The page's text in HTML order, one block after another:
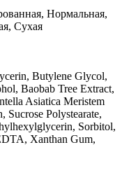
Нормальная,
Сухая
Butylene Glycol,
Baobab Tree Extract,
Asiatica Meristem
Polystearate,
Sorbitol,
Xanthan Gum,